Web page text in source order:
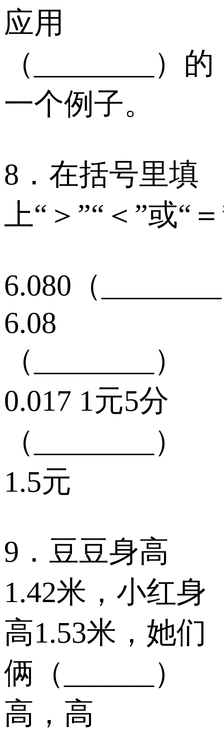
应用
（________）的
一个例子。
8．在括号里填
上“＞”“＜”或“
6.080（
6.08
（________）
0.017 1元5分
（________）
1.5元
9．豆豆身高
1.42米，小红身
高1.53米，她们
俩（______）
高，高